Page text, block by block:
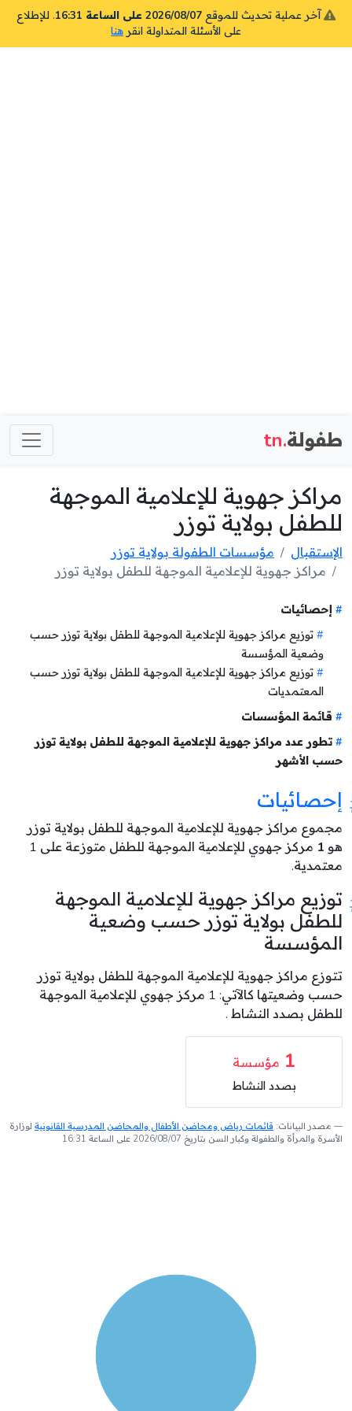
آخر عملية تحديث للموقع 2026/08/07 على الساعة 16:31
. للإطلاع
على الأسئلة المتداولة انقر هنا
طفولة.tn
مراكز جهوية للإعلامية الموجهة
للطفل بولاية توزر
الإستقبال
مؤسسات الطفولة بولاية توزر
مراكز جهوية للإعلامية الموجهة للطفل بولاية توزر
إحصائيات
توزيع مراكز جهوية للإعلامية الموجهة للطفل بولاية توزر حسب
وضعية المؤسسة
توزيع مراكز جهوية للإعلامية الموجهة للطفل بولاية توزر حسب
المعتمديات
قائمة المؤسسات
تطور عدد مراكز جهوية للإعلامية الموجهة للطفل بولاية توزر
حسب الأشهر
إحصائيات
مجموع مراكز جهوية للإعلامية الموجهة للطفل بولاية توزر
هو 1
مركز جهوي للإعلامية الموجهة للطفل متوزعة على 1
معتمدية.
توزيع مراكز جهوية للإعلامية الموجهة
للطفل بولاية توزر حسب وضعية
المؤسسة
تتوزع مراكز جهوية للإعلامية الموجهة للطفل بولاية توزر
حسب وضعيتها كالآتي: 1 مركز جهوي للإعلامية الموجهة
للطفل بصدد النشاط .
1 مؤسسة
بصدد النشاط
مصدر البيانات: قائمات رياض ومحاضن الأطفال والمحاضن المدرسية القانونية لوزارة
الأسرة والمرأة والطفولة وكبار السن بتاريخ 2026/08/07 على الساعة 16:31